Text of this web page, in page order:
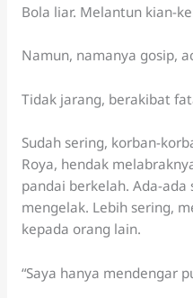
Bola liar. Melantun kian-
Namun, namanya gosip,
Tidak jarang, berakibat
Sudah sering, korban-
Roya, hendak
pandai berkelah. Ada-ada
mengelak. Lebih sering,
kepada orang lain.
“Saya hanya mendengar